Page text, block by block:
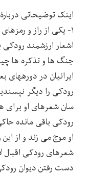
اینک توضیحاتی دربارۀ
۱- یکی از راز و
اشعار ارزشمند رودکی
جنگ ها و تذکره ها
ایرانیان در
رودکی را دیگر
سان شعرهای او برای
رودکی باقی مانده
او موج می زند و از این
شعرهای رودکی اقبال
دست رفتن دیوان